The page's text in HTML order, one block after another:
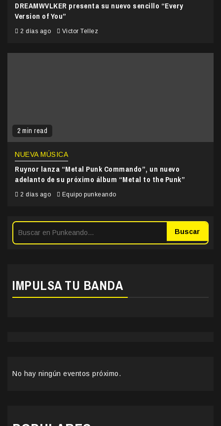
DREAMWVLKER presenta su nuevo sencillo “Every
Version of You”
2 días ago Victor Tellez
2 min read
NUEVA MÚSICA
Ruynor lanza “Metal Punk Commando”, un nuevo
adelanto de su próximo álbum “Metal to the Punk”
2 días ago Equipo punkeando
Buscar
IMPULSA TU BANDA
No hay ningún eventos próximo.